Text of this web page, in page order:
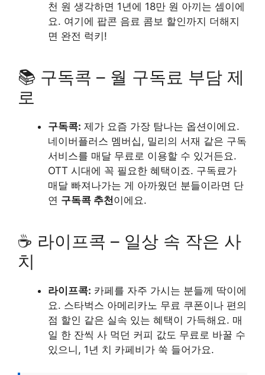
천 원 생각하면 1년에 18만 원 아끼는 셈이에
요. 여기에 팝콘 음료 콤보 할인까지 더해지
면 완전 럭키!
📚 구독콕 – 월 구독료 부담 제
로
구독콕: 제가 요즘 가장 탐나는 옵션이에요.
네이버플러스 멤버십, 밀리의 서재 같은 구독
서비스를 매달 무료로 이용할 수 있거든요.
OTT 시대에 꼭 필요한 혜택이죠. 구독료가
매달 빠져나가는 게 아까웠던 분들이라면 단
연 구독콕 추천이에요.
☕ 라이프콕 – 일상 속 작은 사
치
라이프콕: 카페를 자주 가시는 분들께 딱이에
요. 스타벅스 아메리카노 무료 쿠폰이나 편의
점 할인 같은 실속 있는 혜택이 가득해요. 매
일 한 잔씩 사 먹던 커피 값도 무료로 바꿀 수
있으니, 1년 치 카페비가 쑥 들어가요.